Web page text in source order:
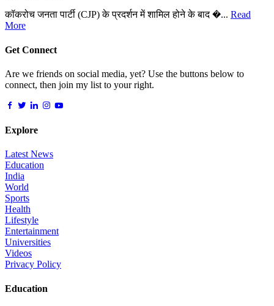
कॉकरोच जनता पार्टी (CJP) के प्रदर्शन में शामिल होने के बाद �... Read
More
Get Connect
Are we friends on social media, yet? Use the buttons below to
connect, then join my list to your right.
Explore
Latest News
Education
India
World
Sports
Health
Lifestyle
Entertainment
Universities
Videos
Privacy Policy
Education